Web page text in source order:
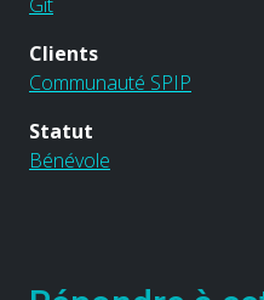
Clients
Communauté SPIP
Statut
Bénévole